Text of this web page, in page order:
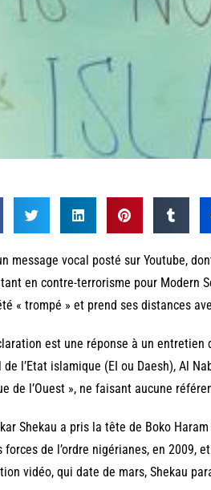
message vocal posté sur Youtube,
en contre-terroris‎me pour Modern
« trompé » et prend ses distances
est une réponse à un entretien
l’Etat islamique (EI ou Daesh), Al
de l’Ouest », ne faisant aucune
Shekau a pris la tête de Boko
forces de l’ordre nigérianes, en 2009,
vidéo, qui date de mars, Shekau